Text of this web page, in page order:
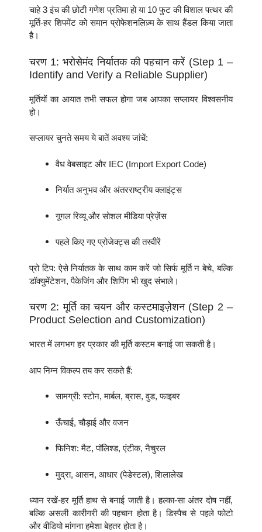
चाहे 3 इंच की छोटी गणेश प्रतिमा हो या 10 फुट की विशाल पत्थर की
मूर्ति-हर शिपमेंट को समान प्रोफेशनलिज़्म के साथ हैंडल किया जाता
है।
चरण 1: भरोसेमंद निर्यातक की पहचान करें (Step 1 –
Identify and Verify a Reliable Supplier)
मूर्तियों का आयात तभी सफल होगा जब आपका सप्लायर विश्वसनीय
हो।
सप्लायर चुनते समय ये बातें अवश्य जांचें:
वैध वेबसाइट और IEC (Import Export Code)
निर्यात अनुभव और अंतरराष्ट्रीय क्लाइंट्स
गूगल रिव्यू और सोशल मीडिया प्रेज़ेंस
पहले किए गए प्रोजेक्ट्स की तस्वीरें
प्रो टिप: ऐसे निर्यातक के साथ काम करें जो सिर्फ मूर्ति न बेचे, बल्कि
डॉक्युमेंटेशन, पैकेजिंग और शिपिंग भी खुद संभाले।
चरण 2: मूर्ति का चयन और कस्टमाइज़ेशन (Step 2 –
Product Selection and Customization)
भारत में लगभग हर प्रकार की मूर्ति कस्टम बनाई जा सकती है।
आप निम्न विकल्प तय कर सकते हैं:
सामग्री: स्टोन, मार्बल, ब्रास, वुड, फाइबर
ऊँचाई, चौड़ाई और वजन
फिनिश: मैट, पॉलिश्ड, एंटीक, नैचुरल
मुद्रा, आसन, आधार (पेडेस्टल), शिलालेख
ध्यान रखें-हर मूर्ति हाथ से बनाई जाती है। हल्का-सा अंतर दोष नहीं,
बल्कि असली कारीगरी की पहचान होता है। डिस्पैच से पहले फोटो
और वीडियो मांगना हमेशा बेहतर होता है।